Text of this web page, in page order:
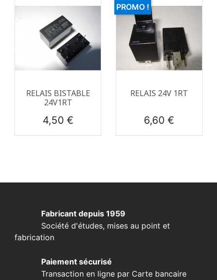
RELAIS BISTABLE
24V1RT
Prix
4,50 €
RELAIS 24V 1RT
Prix
6,60 €
PROMO !
Fabricant depuis 1959
Société d'études, mises au point et
fabrication
Paiement sécurisé
Transaction en ligne par Carte bancaire